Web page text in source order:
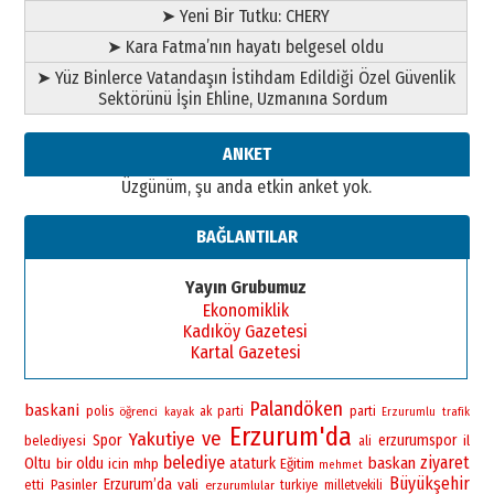
28 Temmuz 2026 Salı
Ahmet Gökhan YAZICI
Ahmed Yesevi’den bir Alperen…
”Reisimiz” idi… Hakka yürüdü.!
26 Mart 2026 Perşembe
gönül adamı Faruk Terzioğlu!
bir vizyon proje daha!
02 Ağustos 2026 Pazar
➤ Yeni Bir Tutku: CHERY
➤ Kara Fatma’nın hayatı belgesel oldu
➤ Yüz Binlerce Vatandaşın İstihdam Edildiği Özel Güvenlik
Sektörünü İşin Ehline, Uzmanına Sordum
ANKET
Üzgünüm, şu anda etkin anket yok.
BAĞLANTILAR
Yayın Grubumuz
Ekonomiklik
Kadıköy Gazetesi
Kartal Gazetesi
baskani polis öğrenci kayak ak parti Palandöken parti Erzurumlu trafik
belediyesi Spor Yakutiye ve Erzurum'da ali erzurumspor il
Oltu bir oldu icin mhp belediye ataturk Eğitim mehmet baskan ziyaret
etti Pasinler Erzurum’da vali erzurumlular turkiye milletvekili Büyükşehir